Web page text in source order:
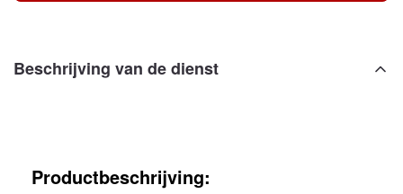
Beschrijving van de dienst
Productbeschrijving: